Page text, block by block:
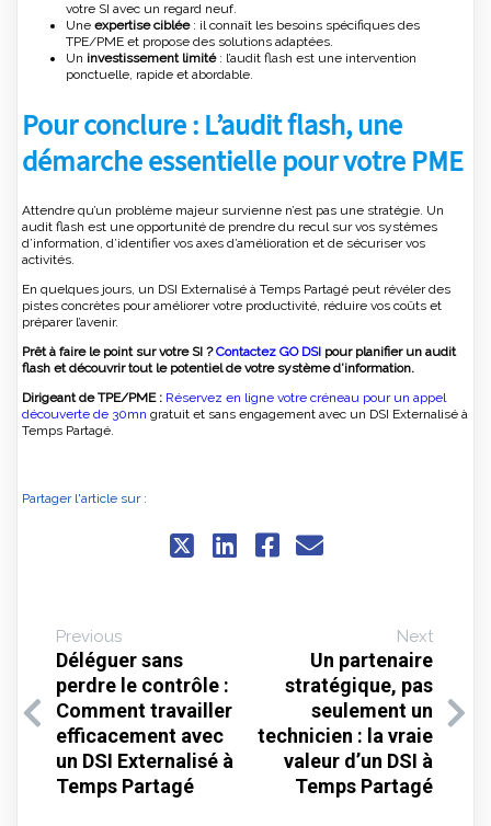
votre SI avec un regard neuf.
Une expertise ciblée: il connaît les besoins spécifiques des
TPE/PME et propose des solutions adaptées.
Un investissement limité: l’audit flash est une intervention
ponctuelle, rapide et abordable.
Pour conclure : L’audit flash, une
démarche essentielle pour votre PME
Attendre qu’un problème majeur survienne n’est pas une stratégie. Un
audit flash est une opportunité de prendre du recul sur vos systèmes
d’information, d’identifier vos axes d’amélioration et de sécuriser vos
activités.
En quelques jours, un DSI Externalisé à Temps Partagé peut révéler des
pistes concrètes pour améliorer votre productivité, réduire vos coûts et
préparer l’avenir.
Prêt à faire le point sur votre SI ?Contactez GO DSI pour planifier un audit
flash et découvrir tout le potentiel de votre système d’information.
Dirigeant de TPE/PME : Réservez en ligne votre créneau pour un appel
découverte de 30mn gratuit et sans engagement avec un DSI Externalisé à
Temps Partagé.
Partager l'article sur :
Previous
Déléguer sans
perdre le contrôle :
Comment travailler
efficacement avec
un DSI Externalisé à
Temps Partagé
Next
Un partenaire
stratégique, pas
seulement un
technicien : la vraie
valeur d’un DSI à
Temps Partagé